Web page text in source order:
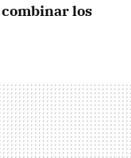
combinar los